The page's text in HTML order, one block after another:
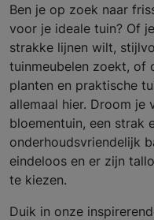
Ben je op zoek naar
voor je ideale tuin? Of
strakke lijnen wilt,
tuinmeubelen zoekt, of
planten en praktische
allemaal hier. Droom je
bloementuin, een strak
onderhoudsvriendelijk
eindeloos en er zijn
te kiezen.
Duik in onze